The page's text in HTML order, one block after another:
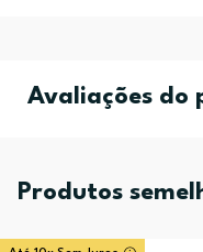
Avaliações do
Produtos